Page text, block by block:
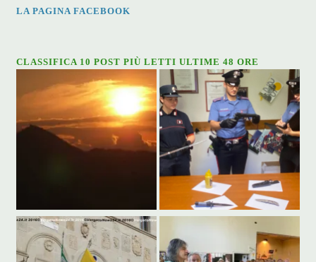
LA PAGINA FACEBOOK
CLASSIFICA 10 POST PIÙ LETTI ULTIME 48 ORE